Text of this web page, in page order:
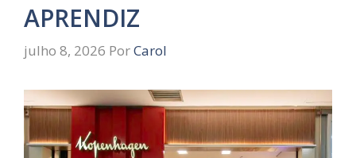
APRENDIZ
julho 8, 2026 PorCarol